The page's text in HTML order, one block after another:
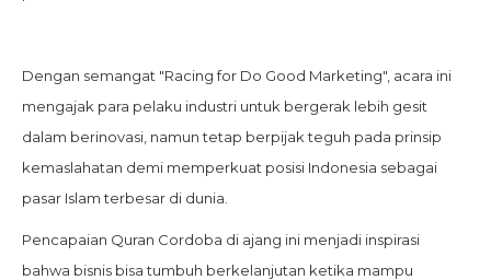
Dengan semangat "Racing for Do Good Marketing", acara ini
mengajak para pelaku industri untuk bergerak lebih gesit
dalam berinovasi, namun tetap berpijak teguh pada prinsip
kemaslahatan demi memperkuat posisi Indonesia sebagai
pasar Islam terbesar di dunia.
Pencapaian Quran Cordoba di ajang ini menjadi inspirasi
bahwa bisnis bisa tumbuh berkelanjutan ketika mampu